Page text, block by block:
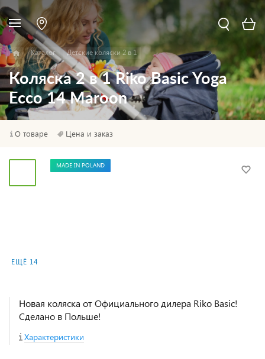
Каталог Детские коляски 2 в 1
Коляска 2 в 1 Riko Basic Yoga
Ecco 14 Maroon
О товаре Цена и заказ
ЕЩЁ 14
MADE IN POLAND
Новая коляска от Официального дилера Riko Basic!
Сделано в Польше!
Характеристики